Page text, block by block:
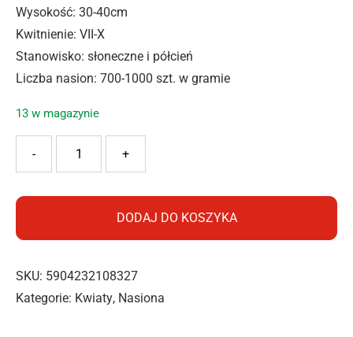
Wysokość: 30-40cm
Kwitnienie: VII-X
Stanowisko: słoneczne i półcień
Liczba nasion: 700-1000 szt. w gramie
13 w magazynie
ilość PNOS REZEDA WONNA 2G
+
-
DODAJ DO KOSZYKA
SKU: 5904232108327
Kategorie: Kwiaty, Nasiona